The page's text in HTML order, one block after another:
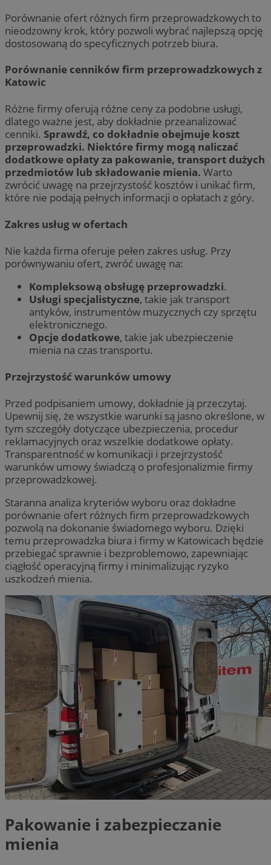
Porównanie ofert różnych firm przeprowadzkowych to
nieodzowny krok, który pozwoli wybrać najlepszą opcję
dostosowaną do specyficznych potrzeb biura.
Porównanie cenników firm przeprowadzkowych z
Katowic
Różne firmy oferują różne ceny za podobne usługi,
dlatego ważne jest, aby dokładnie przeanalizować
cenniki. Sprawdź, co dokładnie obejmuje koszt
przeprowadzki. Niektóre firmy mogą naliczać
dodatkowe opłaty za pakowanie, transport dużych
przedmiotów lub składowanie mienia. Warto
zwrócić uwagę na przejrzystość kosztów i unikać firm,
które nie podają pełnych informacji o opłatach z góry.
Zakres usług w ofertach
Nie każda firma oferuje pełen zakres usług. Przy
porównywaniu ofert, zwróć uwagę na:
Kompleksową obsługę przeprowadzki.
Usługi specjalistyczne, takie jak transport
antyków, instrumentów muzycznych czy sprzętu
elektronicznego.
Opcje dodatkowe, takie jak ubezpieczenie
mienia na czas transportu.
Przejrzystość warunków umowy
Przed podpisaniem umowy, dokładnie ją przeczytaj.
Upewnij się, że wszystkie warunki są jasno określone, w
tym szczegóły dotyczące ubezpieczenia, procedur
reklamacyjnych oraz wszelkie dodatkowe opłaty.
Transparentność w komunikacji i przejrzystość
warunków umowy świadczą o profesjonalizmie firmy
przeprowadzkowej.
Staranna analiza kryteriów wyboru oraz dokładne
porównanie ofert różnych firm przeprowadzkowych
pozwolą na dokonanie świadomego wyboru. Dzięki
temu przeprowadzka biura i firmy w Katowicach będzie
przebiegać sprawnie i bezproblemowo, zapewniając
ciągłość operacyjną firmy i minimalizując ryzyko
uszkodzeń mienia.
Pakowanie i zabezpieczanie
mienia